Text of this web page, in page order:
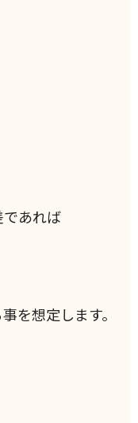
あれば
を想定します。